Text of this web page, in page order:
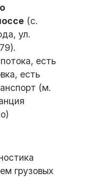
(с.
ул.
есть
есть
(м.
грузовых